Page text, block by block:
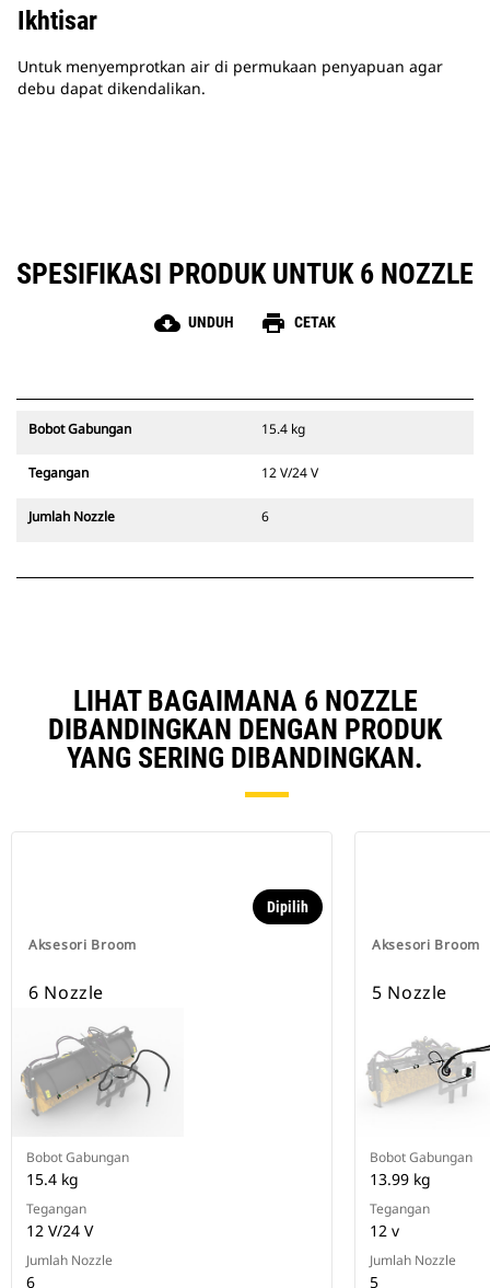
Ikhtisar
Untuk menyemprotkan air di permukaan penyapuan agar
debu dapat dikendalikan.
SPESIFIKASI PRODUK UNTUK 6 NOZZLE
cloud_download UNDUH print CETAK
Bobot Gabungan 15.4 kg
Tegangan 12 V/24 V
Jumlah Nozzle 6
LIHAT BAGAIMANA 6 NOZZLE
DIBANDINGKAN DENGAN PRODUK
YANG SERING DIBANDINGKAN.
Aksesori Broom
Dipilih
6 Nozzle
Bobot Gabungan
15.4 kg
Tegangan
12 V/24 V
Jumlah Nozzle
6
Aksesori Broom
5 Nozzle
Bobot Gabungan
13.99 kg
Tegangan
12 v
Jumlah Nozzle
5